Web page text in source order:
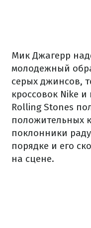
Мик Джагерр
молодежный
серых джинсов,
кроссовок Nike
Rolling Stones
положительных
поклонники
порядке и его
на сцене.